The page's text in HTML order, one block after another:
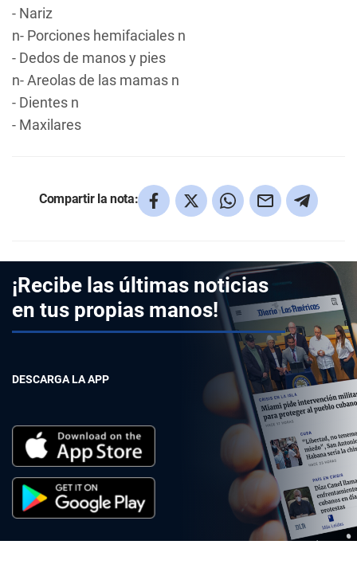
- Nariz
n- Porciones hemifaciales n
- Dedos de manos y pies
n- Areolas de las mamas n
- Dientes n
- Maxilares
Compartir la nota:
¡Recibe las últimas noticias
en tus propias manos!
DESCARGA LA APP